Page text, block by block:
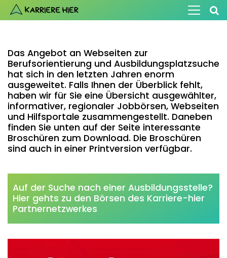
Das Angebot an Webseiten zur
Berufsorientierung und Ausbildungsplatzsuche
hat sich in den letzten Jahren enorm
ausgeweitet. Falls Ihnen der Überblick fehlt,
haben wir für Sie eine Übersicht ausgewählter,
informativer, regionaler Jobbörsen, Webseiten
und Hilfsportale zusammengestellt. Daneben
finden Sie unten auf der Seite interessante
Broschüren zum Download. Die Broschüren
sind auch in einer Printversion verfügbar.
Auf der Suche nach einer Ausbildungsstelle?
Hier gehts zu den Börsen des Karriere-hier
Partnernetzwerkes